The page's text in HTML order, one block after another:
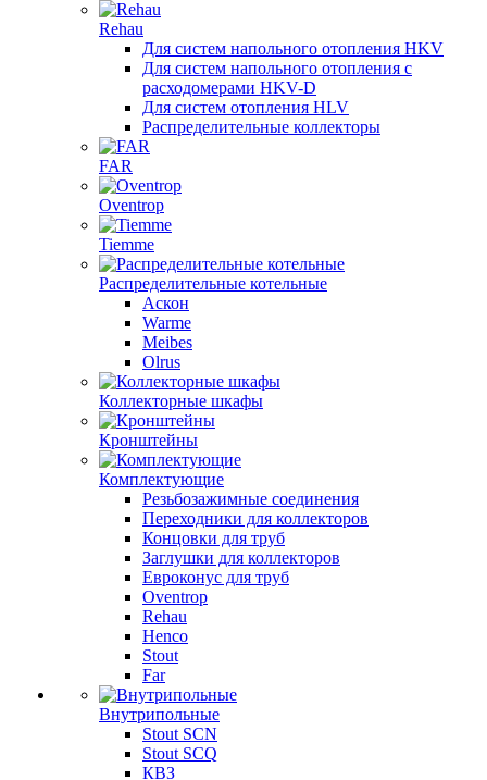
Rehau
Для систем напольного отопления HKV
Для систем напольного отопления с
расходомерами HKV-D
Для систем отопления HLV
Распределительные коллекторы
FAR
Oventrop
Tiemme
Распределительные котельные
Аскон
Warme
Meibes
Olrus
Коллекторные шкафы
Кронштейны
Комплектующие
Резьбозажимные соединения
Переходники для коллекторов
Концовки для труб
Заглушки для коллекторов
Евроконус для труб
Oventrop
Rehau
Henco
Stout
Far
Внутрипольные
Stout SCN
Stout SCQ
КВЗ